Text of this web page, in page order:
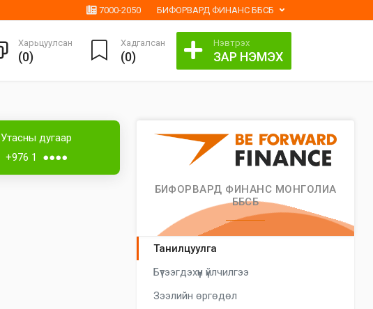
7000-2050 БИФОРВАРД ФИНАНС ББСБ
Харьцуулсан
(0)
Хадгалсан
(0)
Нэвтрэх
ЗАР НЭМЭХ
Утасны дугаар
+976 1 ●●●●
Лизингтэй
БИФОРВАРД ФИНАНС МОНГОЛИА
ББСБ
Танилцуулга
Бүтээгдэхүүн үйлчилгээ
Зээлийн өргөдөл